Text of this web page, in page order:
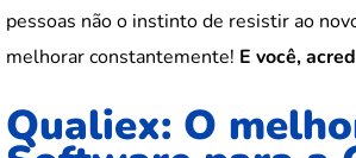
pessoas não o instinto de resistir ao
melhorar constantemente! E você,
Qualiex: O